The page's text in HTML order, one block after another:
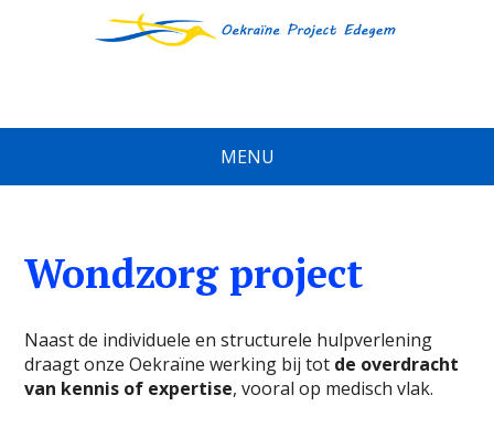
MENU
Wondzorg project
Naast de individuele en structurele hulpverlening
draagt onze Oekraïne werking bij tot de overdracht
van kennis of expertise, vooral op medisch vlak.